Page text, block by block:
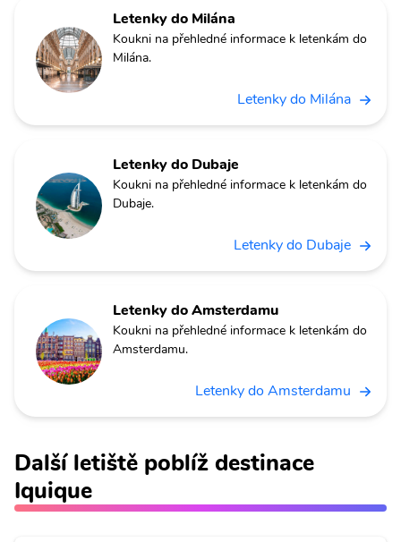
Letenky do Milána
Koukni na přehledné informace k letenkám do
Milána.
Letenky do Milána
Letenky do Dubaje
Koukni na přehledné informace k letenkám do
Dubaje.
Letenky do Dubaje
Letenky do Amsterdamu
Koukni na přehledné informace k letenkám do
Amsterdamu.
Letenky do Amsterdamu
Další letiště poblíž destinace
Iquique